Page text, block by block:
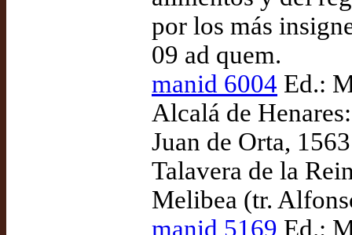
por los más
09 ad quem.
manid 6004 Ed.:
Alcalá de
Juan de Orta,
Talavera de la
Melibea (tr.
manid 5169 Ed.: